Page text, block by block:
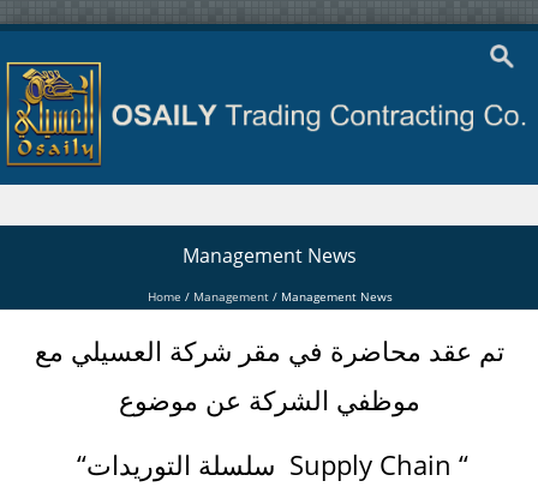
Management News
Home / Management/ Management News
تم عقد محاضرة في مقر شركة العسيلي مع
موظفي الشركة عن موضوع
“سلسلة التوريدات Supply Chain “